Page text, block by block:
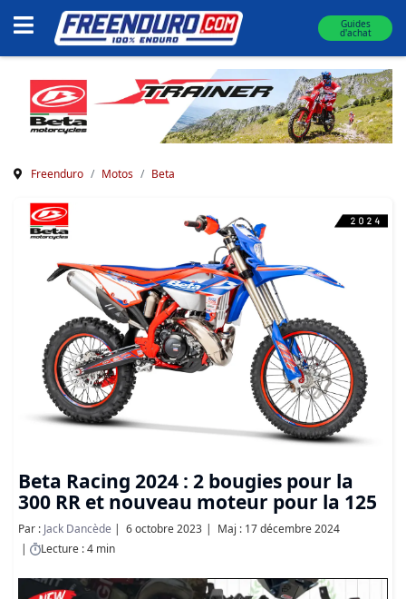
Guides
d'achat
Freenduro Motos Beta
Beta Racing 2024 : 2 bougies pour la
300 RR et nouveau moteur pour la 125
Par : Jack Dancède 6 octobre 2023
Maj : 17 décembre 2024
Lecture : 4 min